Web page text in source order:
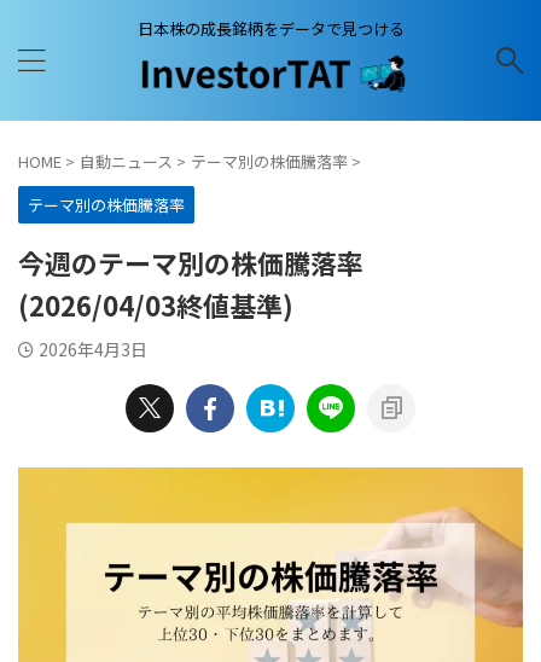
日本株の成長銘柄をデータで見つける
HOME > 自動ニュース > テーマ別の株価騰落率 >
テーマ別の株価騰落率
今週のテーマ別の株価騰落率
(2026/04/03終値基準)
2026年4月3日